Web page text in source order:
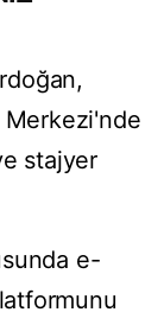
stajyer
e-